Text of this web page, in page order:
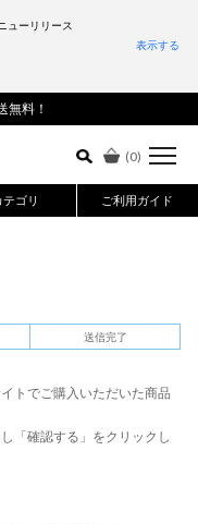
無料！
(0)
テゴリ ご利用ガイド
詳細検索はこちら
送信完了
トでご購入いただいた商品
「確認する」をクリックし
ューリリース
表示する